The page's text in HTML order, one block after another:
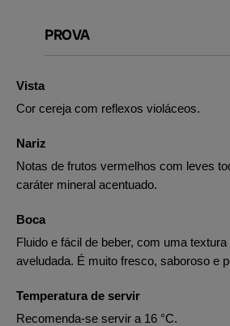
PROVA
Vista
Cor cereja com reflexos violáceos.
Nariz
Notas de frutos vermelhos com leves
caráter mineral acentuado.
Boca
Fluido e fácil de beber, com uma
aveludada. É muito fresco, saboroso e
Temperatura de servir
Recomenda-se servir a 16 °C.